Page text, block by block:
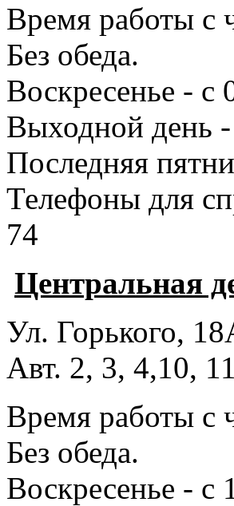
Время работы с
Без обеда.
Воскресенье - с
Выходной день -
Последняя
Телефоны для
74
Центральная
Ул. Горького,
Авт. 2, 3, 4,10,
Время работы с
Без обеда.
Воскресенье - с